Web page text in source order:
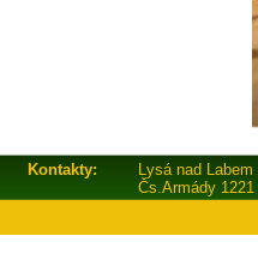
Kontakty: Lysá nad Labem
Čs.Armády 1221